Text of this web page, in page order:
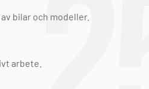
bilar och modeller.
arbete.